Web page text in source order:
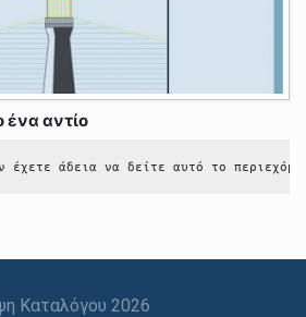
αντίο
έχετε άδεια να δείτε αυτό το
Καταλόγου 2026